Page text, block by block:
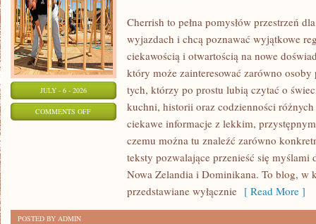
JULY - 6 - 2026
COMMENTS OFFON
Cherrish to pełna pomysłów przestrzeń
wyjazdach i chcą poznawać wyjątkowe
ciekawością i otwartością na nowe
który może zainteresować zarówno
tych, którzy po prostu lubią czytać o
kuchni, historii oraz codzienności
ciekawe informacje z lekkim,
czemu można tu znaleźć zarówno
teksty pozwalające przenieść się myślami
Nowa Zelandia i Dominikana. To blog, w
przedstawiane wyłącznie [ Read More ]
POSTED BY ADMIN